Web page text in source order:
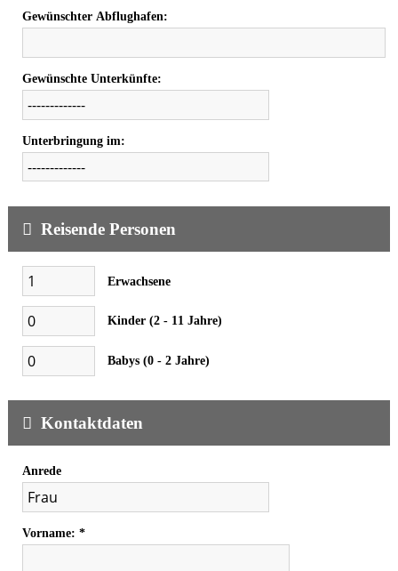
Gewünschter Abflughafen:
Gewünschte Unterkünfte:
Unterbringung im:
Reisende Personen
Erwachsene
Kinder (2 - 11 Jahre)
Babys (0 - 2 Jahre)
Kontaktdaten
Anrede
Vorname: